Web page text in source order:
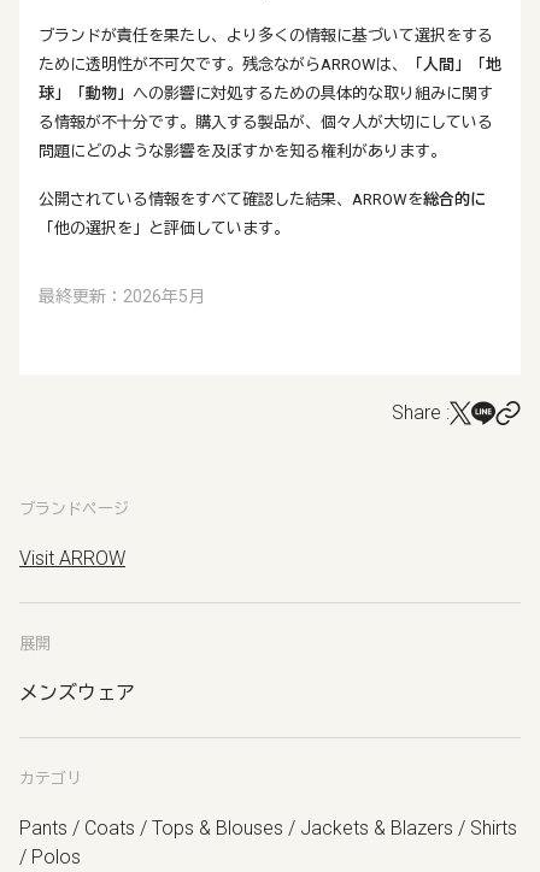
ブランドが責任を果たし、より多くの情報に基づいて選択をする
ために透明性が不可欠です。残念ながらARROWは、
「人間」
「地
球」
「動物」 への影響に対処するための具体的な取り組みに関す
る情報が不十分です。購入する製品が、個々人が大切にしている
問題にどのような影響を及ぼすかを知る権利があります。
公開されている情報をすべて確認した結果、ARROWを総合的に
「他の選択を」と評価しています。
最終更新：2026年5月
Share :
ブランドページ
Visit ARROW
展開
メンズウェア
カテゴリ
Pants / Coats / Tops & Blouses / Jackets & Blazers / Shirts
/ Polos